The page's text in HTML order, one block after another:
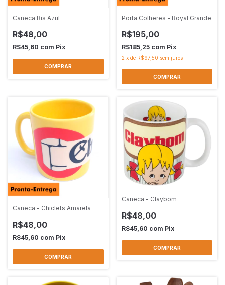
Caneca Bis Azul
R$48,00
R$45,60 com Pix
Porta Colheres - Royal Grande
R$195,00
R$185,25 com Pix
2 x de R$97,50 sem juros
Caneca - Chiclets Amarela
R$48,00
R$45,60 com Pix
Caneca - Claybom
R$48,00
R$45,60 com Pix